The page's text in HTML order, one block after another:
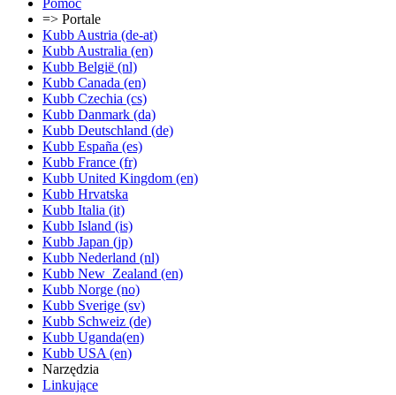
Pomoc
=> Portale
Kubb Austria (de-at)
Kubb Australia (en)
Kubb België (nl)
Kubb Canada (en)
Kubb Czechia (cs)
Kubb Danmark (da)
Kubb Deutschland (de)
Kubb España (es)
Kubb France (fr)
Kubb United Kingdom (en)
Kubb Hrvatska
Kubb Italia (it)
Kubb Island (is)
Kubb Japan (jp)
Kubb Nederland (nl)
Kubb New_Zealand (en)
Kubb Norge (no)
Kubb Sverige (sv)
Kubb Schweiz (de)
Kubb Uganda(en)
Kubb USA (en)
Narzędzia
Linkujące